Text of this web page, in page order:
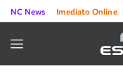
NC News Imediato Online